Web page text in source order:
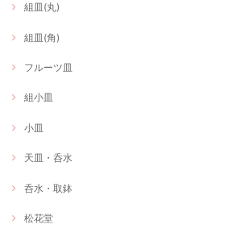
組皿(丸)
組皿(角)
フルーツ皿
組小皿
小皿
天皿・呑水
呑水・取鉢
松花堂